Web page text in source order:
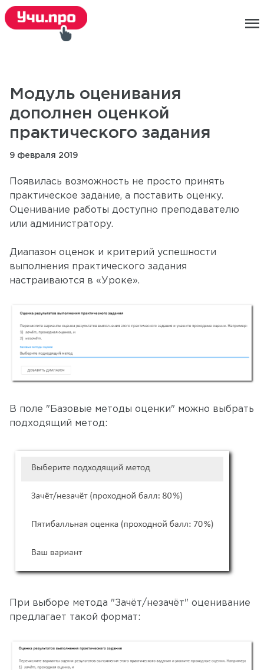
menu
Модуль оценивания
дополнен оценкой
практического задания
9 февраля 2019
Появилась возможность не просто принять
практическое задание, а поставить оценку.
Оценивание работы доступно преподавателю
или администратору.
Диапазон оценок и критерий успешности
выполнения практического задания
настраиваются в «Уроке».
В поле "Базовые методы оценки" можно выбрать
подходящий метод:
При выборе метода "Зачёт/незачёт" оценивание
предлагает такой формат: